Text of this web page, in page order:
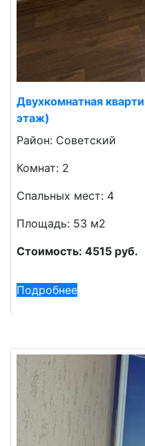
Двухкомнатная
этаж)
Район: Советский
Комнат: 2
Спальных мест: 4
Площадь: 53 м2
Стоимость: 4515 руб.
Подробнее